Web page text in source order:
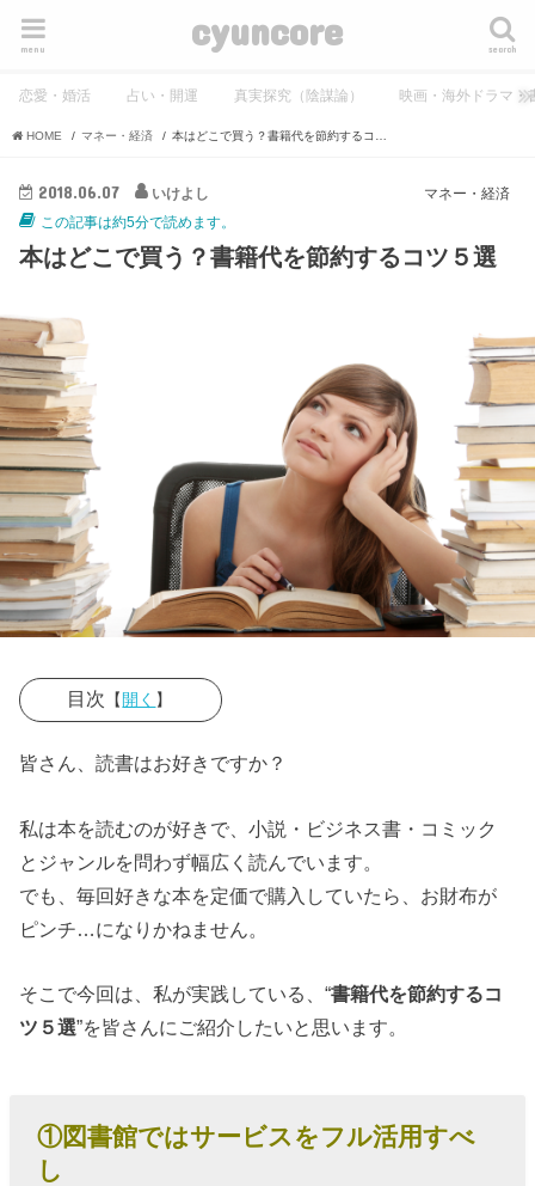
cyuncore search
menu
恋愛・婚活 占い・開運 真実探究（陰謀論） 映画・海外ドラマ・
HOME マネー・経済
マネー・経済
2018.06.07
いけよし
この記事は約5分で読めます。
本はどこで買う？書籍代を節約するコツ５選
目次 【開く 】
› ①図書館では
ル活用すべし
› ②リアル店舗
（書店）に行
く前には金券
› ③古本屋に
› ④ネットは事
皆さん、読書はお好きですか？
私は本を読むのが好きで、小説・ビジネス書・コミック
とジャンルを問わず幅広く読んでいます。
でも、毎回好きな本を定価で購入していたら、お財布が
ピンチ…になりかねません。
そこで今回は、私が実践している、“書籍代を節約するコ
ツ５選”を皆さんにご紹介したいと思います。
①図書館ではサービスをフル活用すべ
し